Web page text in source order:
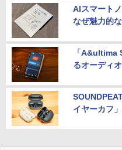
AIスマート
なぜ魅力的
「A&ultima
るオーディ
イヤーカフ